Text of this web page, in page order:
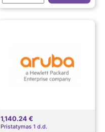
1,140.24 €
Pristatymas 1 d.d.